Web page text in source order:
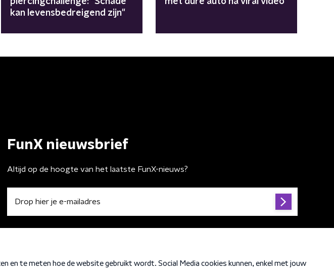
kan levensbedreigend zijn"
FunX nieuwsbrief
Altijd op de hoogte van het laatste FunX-nieuws?